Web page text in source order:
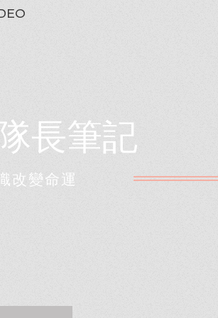
長筆記
改變命運